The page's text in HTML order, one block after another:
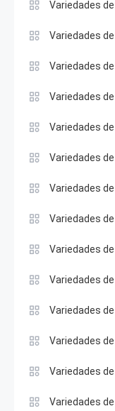
Variedades
Variedades de
Variedades
Variedades
Variedades
Variedades
Variedades
Variedades
Variedades
Variedades
Variedades
Variedades
Variedades
Variedades